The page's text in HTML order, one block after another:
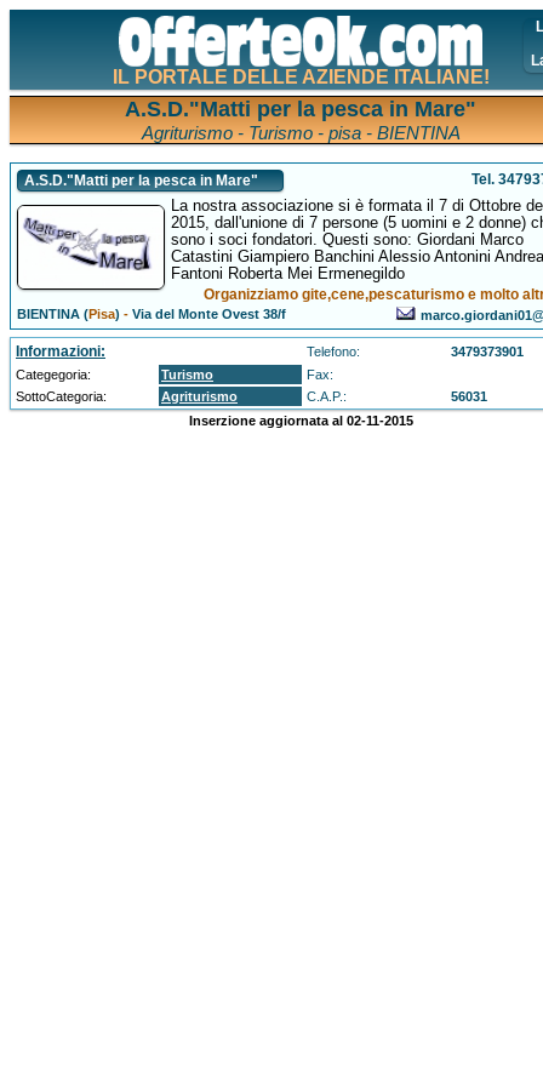
IL PORTALE DELLE AZIENDE ITALIANE!
A.S.D."Matti per la pesca in Mare"
Agriturismo - Turismo - pisa - BIENTINA
A.S.D."Matti per la pesca in Mare" Tel.
La nostra associazione si è formata il 7 di Ottobre
2015, dall'unione di 7 persone (5 uomini e 2 donne)
sono i soci fondatori. Questi sono: Giordani Marco
Catastini Giampiero Banchini Alessio Antonini Andrea
Fantoni Roberta Mei Ermenegildo
Organizziamo gite,cene,pescaturismo e molto
BIENTINA (Pisa) -Via del Monte Ovest 38/f
Informazioni: Telefono:
3479373901
Categegoria:
Turismo
Fax:
SottoCategoria:
Agriturismo C.A.P.:
56031
Inserzione aggiornata al 02-11-2015